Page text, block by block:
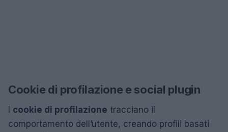
Cookie di profilazione e social plugin
I cookie di profilazione tracciano il
comportamento dell’utente, creando profili basati